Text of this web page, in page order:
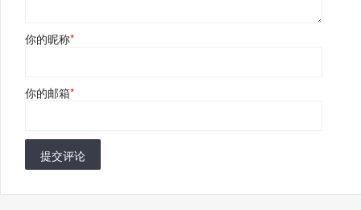
你的昵称*
你的邮箱*
提交评论